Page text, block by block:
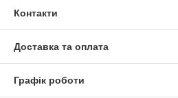
Контакти
Доставка та оплата
Графік роботи